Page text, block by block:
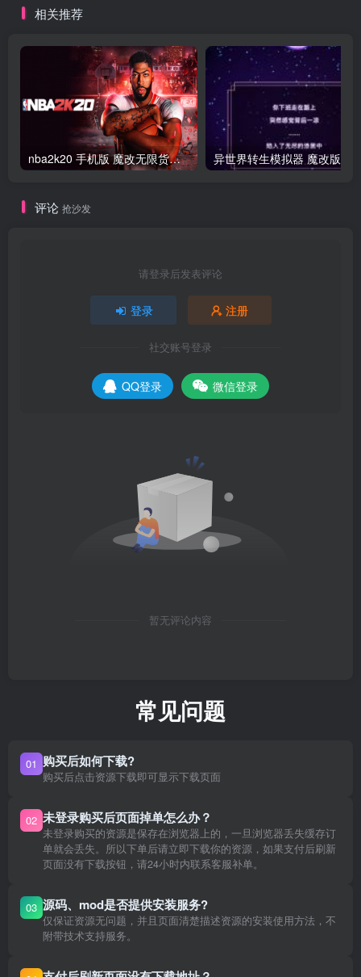
相关推荐
nba2k20 手机版 魔改无限货币版 异世界转生模拟器 魔改版
评论 抢沙发
请登录后发表评论
登录 注册
社交账号登录
QQ登录 微信登录
暂无评论内容
常见问题
01 购买后如何下载?
购买后点击资源下载即可显示下载页面
02 未登录购买后页面掉单怎么办？
未登录购买的资源是保存在浏览器上的，一旦浏览器丢失缓存订
单就会丢失。所以下单后请立即下载你的资源，如果支付后刷新
页面没有下载按钮，请24小时内联系客服补单。
03 源码、mod是否提供安装服务?
仅保证资源无问题，并且页面清楚描述资源的安装使用方法，不
附带技术支持服务。